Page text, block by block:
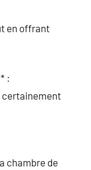
en offrant
:
certainement
chambre de